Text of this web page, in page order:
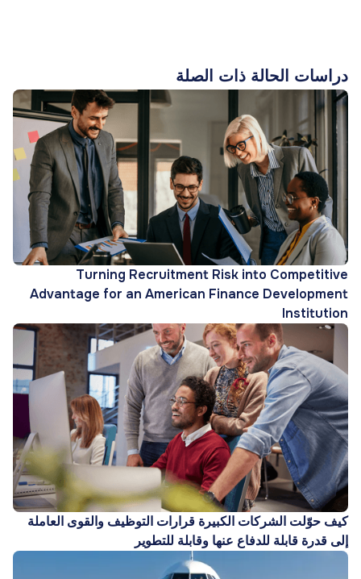
دراسات الحالة ذات الصلة
Turning Recruitment Risk into Competitive
Advantage for an American Finance Development
Institution
كيف حوّلت الشركات الكبيرة قرارات التوظيف والقوى العاملة
إلى قدرة قابلة للدفاع عنها وقابلة للتطوير